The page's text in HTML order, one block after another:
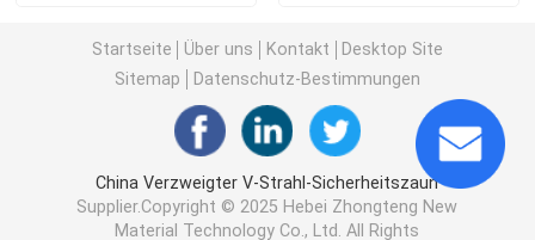
Röhrenstahlzaun
Flughafensicherheits-Fechten
Metallkettengliedzaun
Startseite Über uns Kontakt
Desktop Site
Sitemap
Datenschutz-Bestimmungen
China Verzweigter V-Strahl-Sicherheitszaun
Supplier.Copyright © 2025 Hebei Zhongteng New
Material Technology Co., Ltd. All Rights